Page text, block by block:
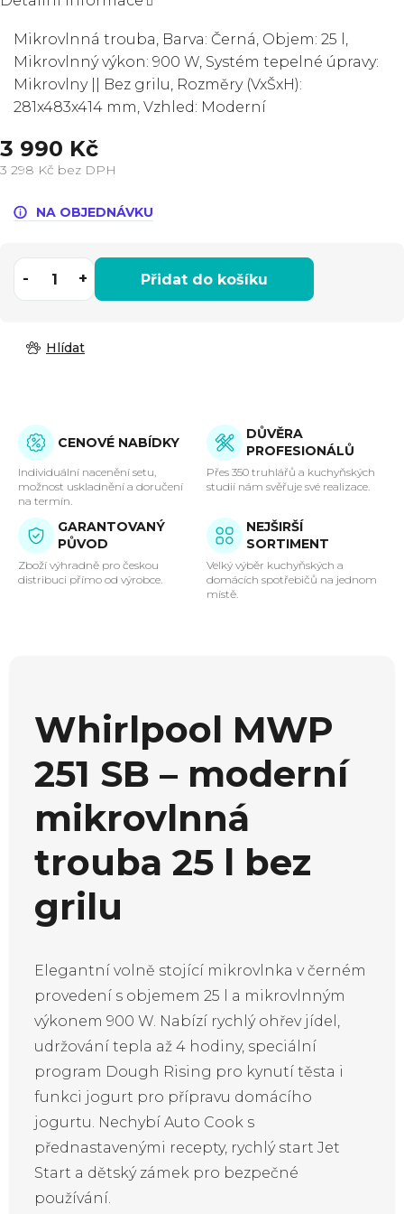
3 990 Kč
3 298 Kč bez DPH
cena:NA OBJEDNÁVKU
Přidat do košíku
Mikrovlnná trouba, Barva: Černá, Objem: 25 l,
Mikrovlnný výkon: 900 W, Systém tepelné úpravy:
Mikrovlny || Bez grilu, Rozměry (VxŠxH):
281x483x414 mm, Vzhled: Moderní
Hlídat
CENOVÉ NABÍDKY
Individuální nacenění setu,
možnost uskladnění a doručení
na termín.
DŮVĚRA
PROFESIONÁLŮ
Přes 350 truhlářů a kuchyňských
studií nám svěřuje své realizace.
GARANTOVANÝ
PŮVOD
Zboží výhradně pro českou
distribuci přímo od výrobce.
NEJŠIRŠÍ
SORTIMENT
Velký výběr kuchyňských a
domácích spotřebičů na jednom
místě.
Whirlpool MWP
251 SB – moderní
mikrovlnná
trouba 25 l bez
grilu
Elegantní volně stojící mikrovlnka v černém
provedení s objemem 25 l a mikrovlnným
výkonem 900 W. Nabízí rychlý ohřev jídel,
udržování tepla až 4 hodiny, speciální
program Dough Rising pro kynutí těsta i
funkci jogurt pro přípravu domácího
jogurtu. Nechybí Auto Cook s
přednastavenými recepty, rychlý start Jet
Start a dětský zámek pro bezpečné
používání.